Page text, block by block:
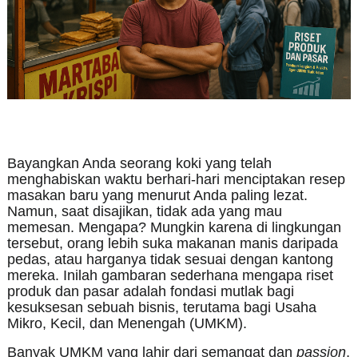
Bayangkan Anda seorang koki yang telah
menghabiskan waktu berhari-hari menciptakan resep
masakan baru yang menurut Anda paling lezat.
Namun, saat disajikan, tidak ada yang mau
memesan. Mengapa? Mungkin karena di lingkungan
tersebut, orang lebih suka makanan manis daripada
pedas, atau harganya tidak sesuai dengan kantong
mereka. Inilah gambaran sederhana mengapa riset
produk dan pasar adalah fondasi mutlak bagi
kesuksesan sebuah bisnis, terutama bagi Usaha
Mikro, Kecil, dan Menengah (UMKM).
Banyak UMKM yang lahir dari semangat dan passion,